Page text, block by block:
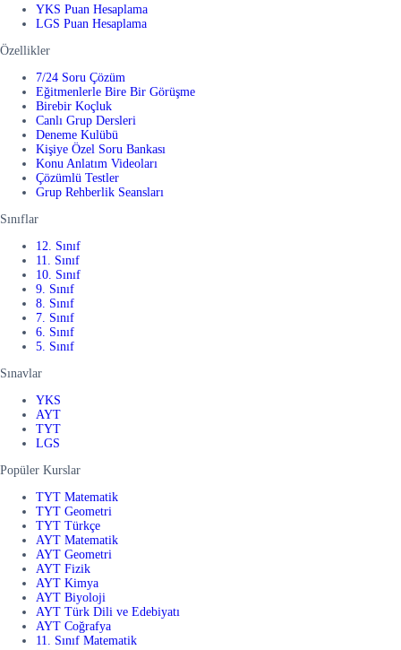
YKS Puan Hesaplama
LGS Puan Hesaplama
Özellikler
7/24 Soru Çözüm
Eğitmenlerle Bire Bir Görüşme
Birebir Koçluk
Canlı Grup Dersleri
Deneme Kulübü
Kişiye Özel Soru Bankası
Konu Anlatım Videoları
Çözümlü Testler
Grup Rehberlik Seansları
Sınıflar
12. Sınıf
11. Sınıf
10. Sınıf
9. Sınıf
8. Sınıf
7. Sınıf
6. Sınıf
5. Sınıf
Sınavlar
YKS
AYT
TYT
LGS
Popüler Kurslar
TYT Matematik
TYT Geometri
TYT Türkçe
AYT Matematik
AYT Geometri
AYT Fizik
AYT Kimya
AYT Biyoloji
AYT Türk Dili ve Edebiyatı
AYT Coğrafya
11. Sınıf Matematik